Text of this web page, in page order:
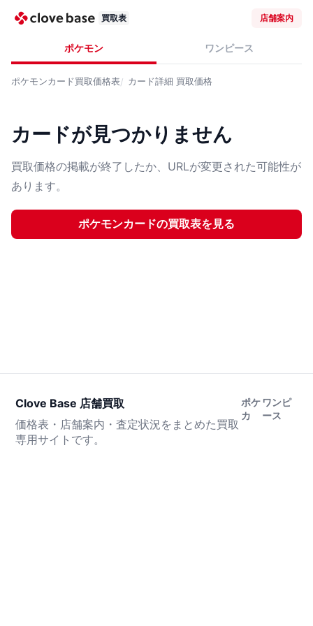
買取表 店舗案内
ポケモン ワンピース
ポケモンカード買取価格表 カード詳細 買取価格
カードが見つかりません
買取価格の掲載が終了したか、URLが変更された可能性が
あります。
ポケモンカードの買取表を見る
Clove Base 店舗買取
価格表・店舗案内・査定状況をまとめた買取
専用サイトです。
ポケ
カ
ワンピ
ース